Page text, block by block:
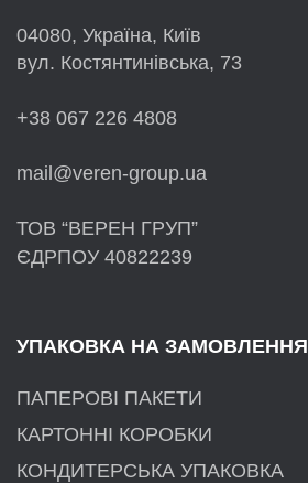
04080, Україна, Київ
вул. Костянтинівська, 73
+38 067 226 4808
mail@veren-group.ua
ТОВ “ВЕРЕН ГРУП”
ЄДРПОУ 40822239
УПАКОВКА НА ЗАМОВЛЕННЯ
ПАПЕРОВІ ПАКЕТИ
КАРТОННІ КОРОБКИ
КОНДИТЕРСЬКА УПАКОВКА